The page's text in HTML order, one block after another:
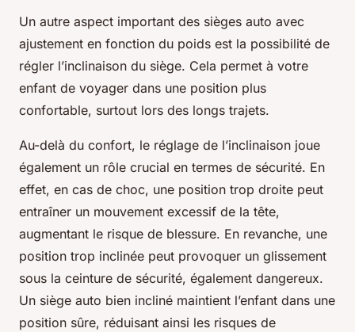
Un autre aspect important des sièges auto avec
ajustement en fonction du poids est la possibilité de
régler l’inclinaison du siège. Cela permet à votre
enfant de voyager dans une position plus
confortable, surtout lors des longs trajets.
Au-delà du confort, le réglage de l’inclinaison joue
également un rôle crucial en termes de sécurité. En
effet, en cas de choc, une position trop droite peut
entraîner un mouvement excessif de la tête,
augmentant le risque de blessure. En revanche, une
position trop inclinée peut provoquer un glissement
sous la ceinture de sécurité, également dangereux.
Un siège auto bien incliné maintient l’enfant dans une
position sûre, réduisant ainsi les risques de